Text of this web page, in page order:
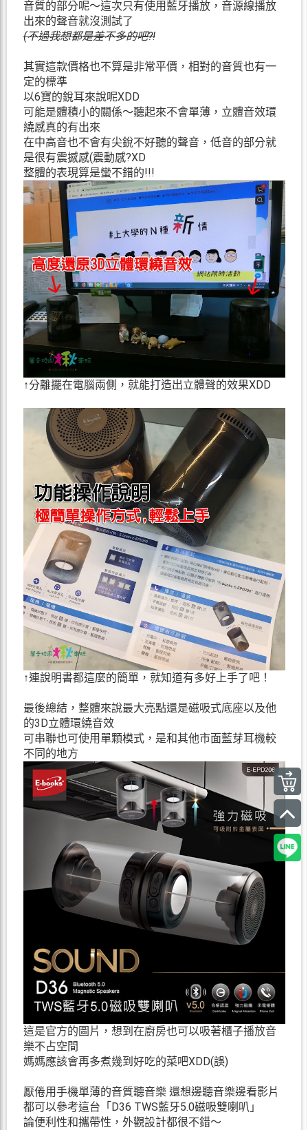
音質的部分呢～這次只有使用藍牙播放，音源線播放
出來的聲音就沒測試了
(不過我想都是差不多的吧?!
其實這款價格也不算是非常平價，相對的音質也有一
定的標準
以6寶的銳耳來說呢XDD
可能是體積小的關係～聽起來不會單薄，立體音效環
繞感真的有出來
在中高音也不會有尖銳不好聽的聲音，低音的部分就
是很有震撼感(震動感?XD
整體的表現算是蠻不錯的!!!
↑分離擺在電腦兩側，就能打造出立體聲的效果XDD
↑連說明書都這麼的簡單，就知道有多好上手了吧！
最後總結，整體來說最大亮點還是磁吸式底座以及他
的3D立體環繞音效
可串聯也可使用單顆模式，是和其他市面藍芽耳機較
不同的地方
這是官方的圖片，想到在廚房也可以吸著櫃子播放音
樂不占空間
媽媽應該會再多煮幾到好吃的菜吧XDD(誤)
厭倦用手機單薄的音質聽音樂 還想邊聽音樂邊看影片
都可以參考這台「D36 TWS藍牙5.0磁吸雙喇叭」
論便利性和攜帶性，外觀設計都很不錯～